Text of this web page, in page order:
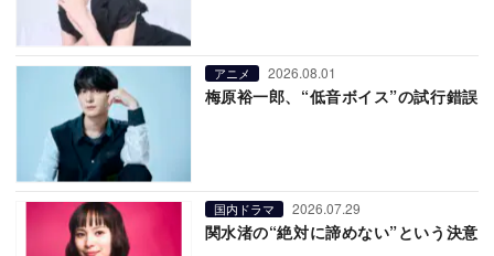
アニメ 2026.08.01
梅原裕一郎、“低音ボイス”の試行錯誤
国内ドラマ 2026.07.29
関水渚の“絶対に諦めない”という決意